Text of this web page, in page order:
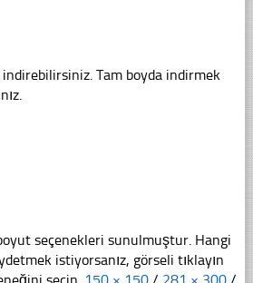
Tam boyda indirmek
seçenekleri sunulmuştur. Hangi
istiyorsanız, görseli tıklayın